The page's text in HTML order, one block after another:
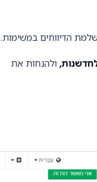
הדיווחים במשימות.
ולהנחות את